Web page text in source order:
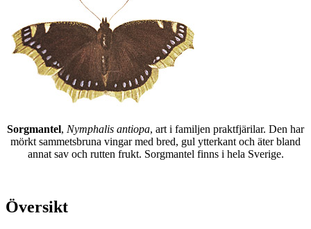
Sorgmantel, Nymphalis antiopa, art i familjen praktfjärilar. Den har
mörkt sammetsbruna vingar med bred, gul ytterkant och äter bland
annat sav och rutten frukt. Sorgmantel finns i hela Sverige.
Översikt